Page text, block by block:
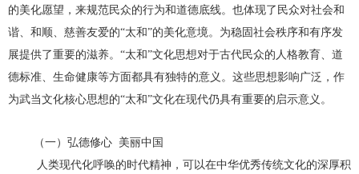
的美化愿望，来规范民众的行为和道德底线。也体现了民众对社会和
谐、和顺、慈善友爱的“太和”的美化意境。为稳固社会秩序和有序发
展提供了重要的滋养。“太和”文化思想对于古代民众的人格教育、道
德标准、生命健康等方面都具有独特的意义。这些思想影响广泛，作
为武当文化核心思想的“太和”文化在现代仍具有重要的启示意义。
（一）弘德修心 美丽中国
人类现代化呼唤的时代精神，可以在中华优秀传统文化的深厚积